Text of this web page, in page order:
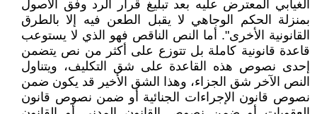
الغيابي المعترض عليه بعد تبليغ قرار الرد وفق الأصول
بمنزلة الحكم الوجاهي لا يقبل الطعن فيه إلا بالطرق
القانونية الأخرى". أما النص الناقص فهو الذي لا يستوعب
قاعدة قانونية كاملة بل تتوزع على أكثر من نص يتضمن
إحدى نصوص هذه القاعدة على شق التكليف، ويتناول
النص الآخر شق الجزاء، وهذا الشق الأخير قد يكون ضمن
نصوص قانون الإجراءات الجنائية أو ضمن نصوص قانون